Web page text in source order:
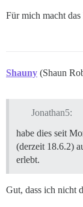
Für mich macht
Shauny (Shaun
Jonathan5:
habe dies seit
(derzeit 18.6.2)
erlebt.
Gut, dass ich nicht